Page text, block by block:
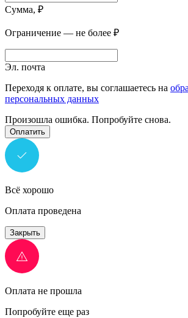
Сумма, ₽
Ограничение — не более ₽
Эл. почта
Переходя к оплате, вы соглашаетесь на
персональных данных
Произошла ошибка. Попробуйте снова.
Оплатить
Всё хорошо
Оплата проведена
Закрыть
Оплата не прошла
Попробуйте еще раз